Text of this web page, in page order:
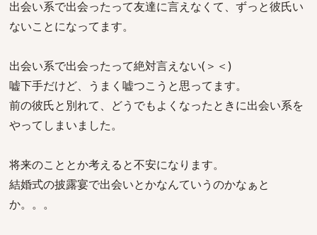
出会い系で出会ったって友達に言えなくて、ずっと彼氏い
ないことになってます。
出会い系で出会ったって絶対言えない(＞＜)
嘘下手だけど、うまく嘘つこうと思ってます。
前の彼氏と別れて、どうでもよくなったときに出会い系を
やってしまいました。
将来のこととか考えると不安になります。
結婚式の披露宴で出会いとかなんていうのかなぁと
か。。。